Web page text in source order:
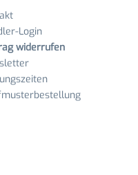
Login
widerrufen